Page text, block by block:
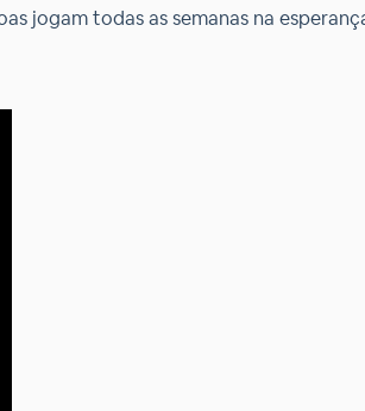
jogam todas as semanas na